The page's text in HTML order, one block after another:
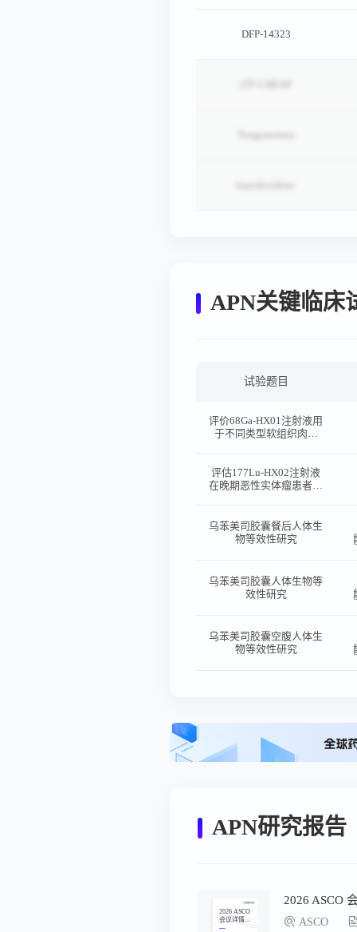
DFP-14323
Tengonermin
APN关键临床
试验题目
评价68Ga-HX01注射液用
于不同类型软组织肉瘤
的前瞻性、单臂、多中心
Ⅱ期临床试验
评估177Lu-HX02注射液
在晚期恶性实体瘤患者中
初步有效性的I期临床试
验
乌苯美司胶囊餐后人体生
物等效性研究
乌苯美司胶囊人体生物等
效性研究
乌苯美司胶囊空腹人体生
物等效性研究
APN研究报告
2026 ASCO
会议详情汇
总
2026 ASCO
ASCO